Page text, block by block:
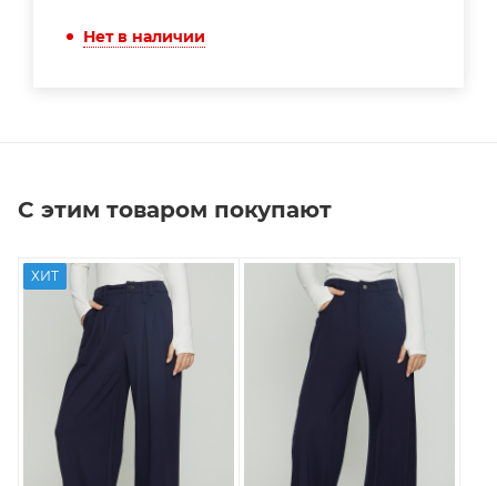
Нет в наличии
С этим товаром покупают
ХИТ